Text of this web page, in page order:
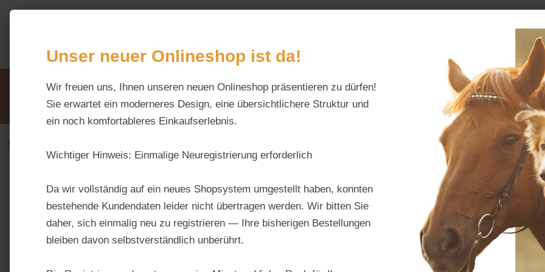
Hauptinhalt springen
Zur Suche springen
Alles fürs
Unsere VorteileBeratung via WhatsApp:
0176 / 99 66 31 80
Schreiben Sie uns:
info@tierfutter-fischer.de
Öffnungszeiten:
Mo–Fr: 9–18 Uhr ·
Alles fürs Pferd
Hersteller:
Regulärer
Unser neuer Onlineshop ist da!
Wir freuen uns, Ihnen unseren neuen Onlineshop präsentieren zu dürfen!
Sie erwartet ein moderneres Design, eine übersichtlichere Struktur und
ein noch komfortableres Einkaufserlebnis.
Wichtiger Hinweis: Einmalige Neuregistrierung erforderlich
Da wir vollständig auf ein neues Shopsystem umgestellt haben, konnten
bestehende Kundendaten leider nicht übertragen werden. Wir bitten Sie
daher, sich einmalig neu zu registrieren — Ihre bisherigen Bestellungen
bleiben davon selbstverständlich unberührt.